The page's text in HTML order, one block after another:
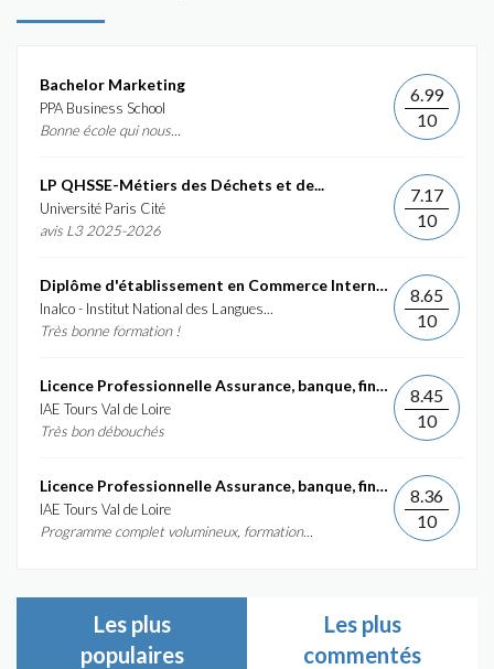
Bachelor Marketing
PPA Business School
Bonne école qui nous...
6.99
10
LP QHSSE-Métiers des Déchets et de...
Université Paris Cité
avis L3 2025-2026
7.17
10
Diplôme d'établissement en Commerce International et...
Inalco - Institut National des Langues...
Très bonne formation !
8.65
10
Licence Professionnelle Assurance, banque, finance :...
IAE Tours Val de Loire
Très bon débouchés
8.45
10
Licence Professionnelle Assurance, banque, finance :...
IAE Tours Val de Loire
Programme complet volumineux, formation...
8.36
10
Les plus
populaires
Les plus
commentés